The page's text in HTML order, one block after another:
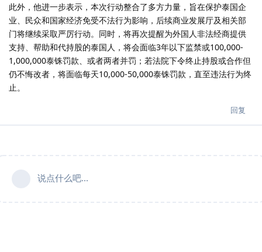
此外，他进一步表示，本次行动整合了多方力量，旨在保护泰国企
业、民众和国家经济免受不法行为影响，后续商业发展厅及相关部
门将继续采取严厉行动。同时，将再次提醒为外国人非法经商提供
支持、帮助和代持股的泰国人，将会面临3年以下监禁或100,000-
1,000,000泰铢罚款、或者两者并罚；若法院下令终止持股或合作但
仍不悔改者，将面临每天10,000-50,000泰铢罚款，直至违法行为终
止。
回复
说点什么吧...